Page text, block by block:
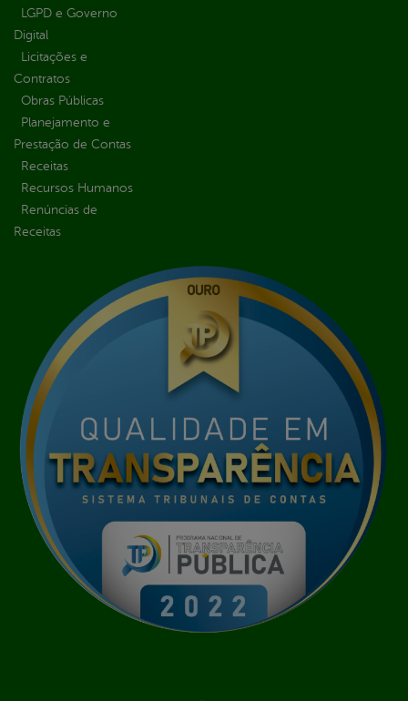
LGPD e Governo
Digital
Licitações e
Contratos
Obras Públicas
Planejamento e
Prestação de Contas
Receitas
Recursos Humanos
Renúncias de
Receitas